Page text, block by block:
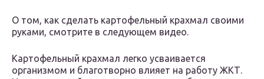
О том, как сделать картофельный крахмал своими
руками, смотрите в следующем видео.
Картофельный крахмал легко усваивается
организмом и благотворно влияет на работу ЖКТ.